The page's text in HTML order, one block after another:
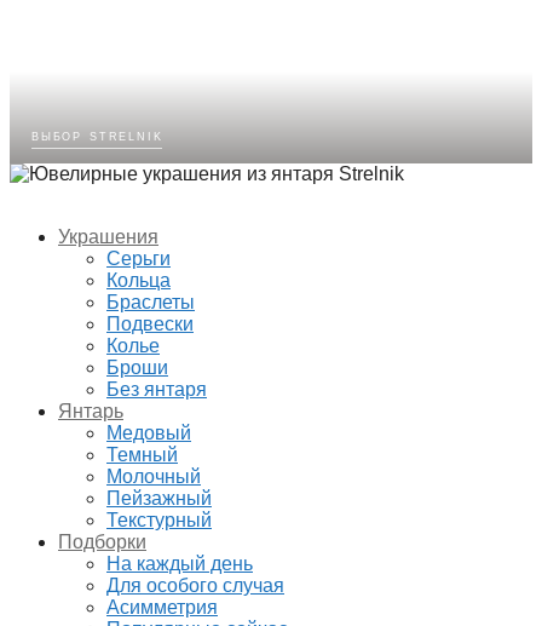
выбор strelnik
Украшения
Серьги
Кольца
Браслеты
Подвески
Колье
Броши
Без янтаря
Янтарь
Медовый
Темный
Молочный
Пейзажный
Текстурный
Подборки
На каждый день
Для особого случая
Асимметрия